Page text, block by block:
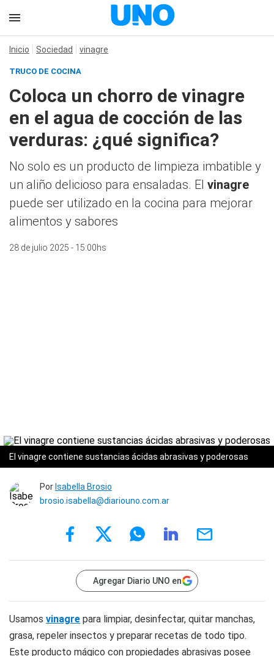
Inicio Sociedad vinagre
TRUCO DE COCINA
Coloca un chorro de vinagre
en el agua de cocción de las
verduras: ¿qué significa?
No solo es un producto de limpieza imbatible y
un aliño delicioso para ensaladas. El vinagre
puede ser utilizado en la cocina para mejorar
alimentos y sabores
28 de julio 2025 - 15:00hs
El vinagre contiene sustancias ácidas abrasivas y poderosas
Por Isabella Brosio
brosio.isabella@diariouno.com.ar
Agregar Diario UNO en
Usamos vinagre para limpiar, desinfectar, quitar manchas,
grasa, repeler insectos y preparar recetas de todo tipo.
Este producto mágico con propiedades abrasivas posee